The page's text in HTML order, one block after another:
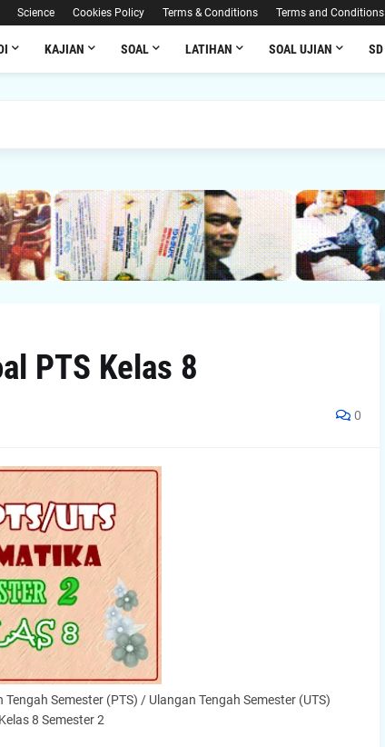
Science Cookies Policy Terms & Conditions Terms and Conditions
KAJIAN SOAL LATIHAN SOAL UJIAN SD
PTS Kelas 8
0
Semester (PTS) / Ulangan Tengah Semester (UTS)
8 Semester 2